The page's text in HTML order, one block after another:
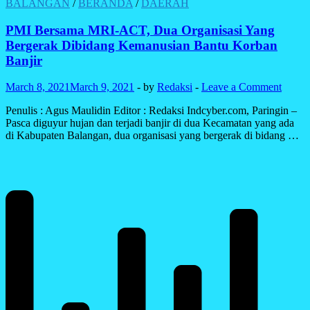
TEMUI
GUBERNUR
KALTIM
LAPORKAN
CAIRNYA
PENANGAN
COVID
19
PLAT
MERAH
BALANGAN /BERANDA /DAERAH
PMI Bersama MRI-ACT, Dua Organisasi Yang
Bergerak Dibidang Kemanusian Bantu Korban
Banjir
March 8, 2021March 9, 2021 - by Redaksi - Leave a Comment
Penulis : Agus Maulidin Editor : Redaksi Indcyber.com, Paringin –
Pasca diguyur hujan dan terjadi banjir di dua Kecamatan yang ada
di Kabupaten Balangan, dua organisasi yang bergerak di bidang …